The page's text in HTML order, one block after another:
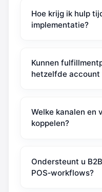
Hoe krijg ik hulp
implementatie?
Kunnen
hetzelfde account
Welke kanalen en
koppelen?
Ondersteunt u
POS‑workflows?